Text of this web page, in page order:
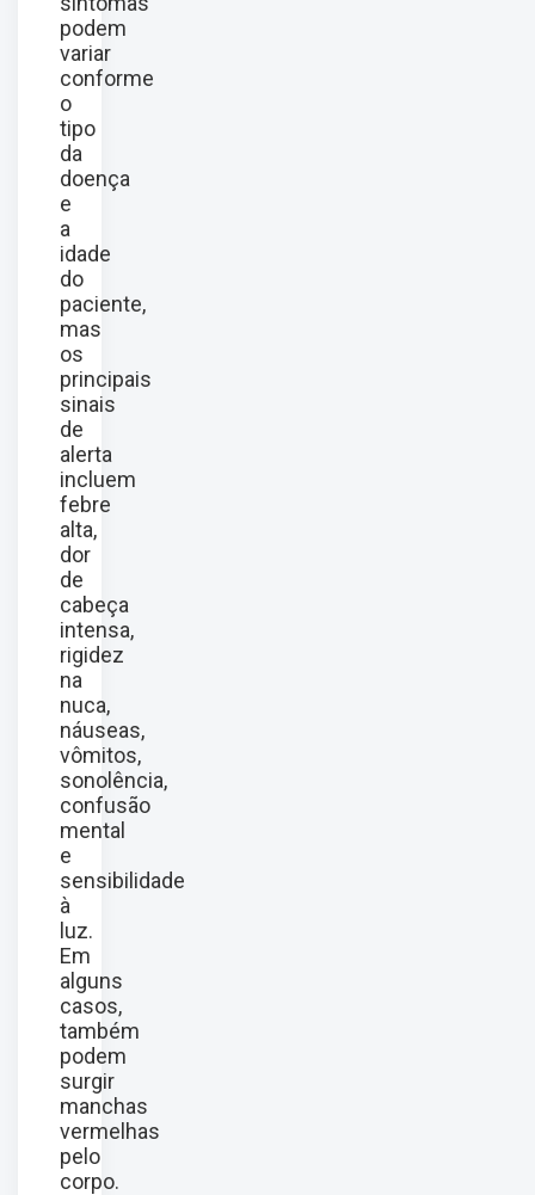
podem
variar
conforme
o
tipo
da
doença
e
a
idade
do
paciente,
mas
os
principais
sinais
de
alerta
incluem
febre
alta,
dor
de
cabeça
intensa,
rigidez
na
nuca,
náuseas,
vômitos,
sonolência,
confusão
mental
e
sensibilidade
à
luz.
Em
alguns
casos,
também
podem
surgir
manchas
vermelhas
pelo
corpo.